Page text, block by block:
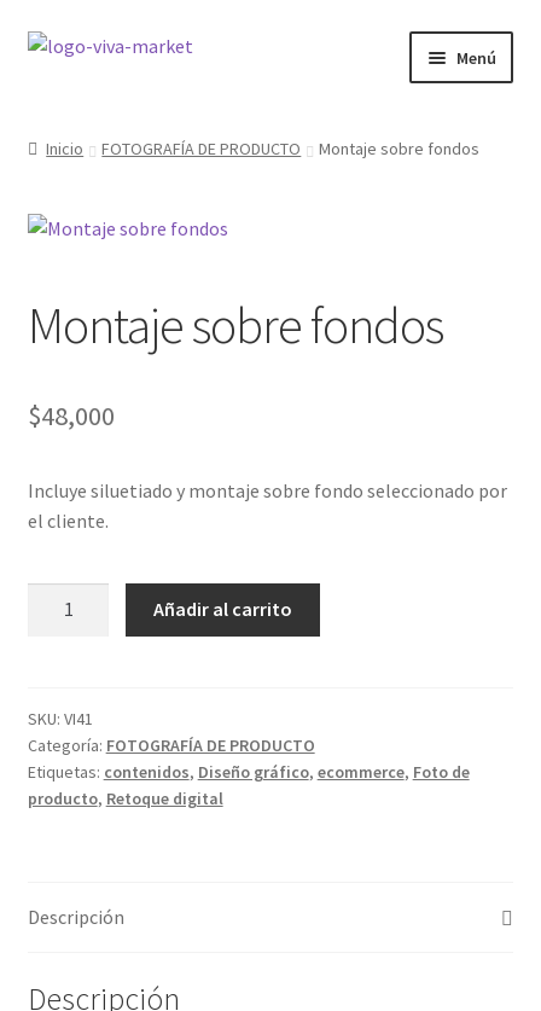
Ir
Ir
Menú
ECOMMERCE
SITIOS WEB
MI COMPRA
Inicio FOTOGRAFÍA DE PRODUCTO Montaje sobre fondos
Montaje sobre fondos
$48,000
Incluye siluetiado y montaje sobre fondo seleccionado por
el cliente.
Añadir al carrito
SKU: VI41
Categoría: FOTOGRAFÍA DE PRODUCTO
Etiquetas: contenidos, Diseño gráfico, ecommerce, Foto de
producto, Retoque digital
Descripción
Descripción